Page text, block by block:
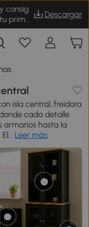
consig
prime
Descargar
isla central, freidora
cada detalle
armarios hasta la
Leer más